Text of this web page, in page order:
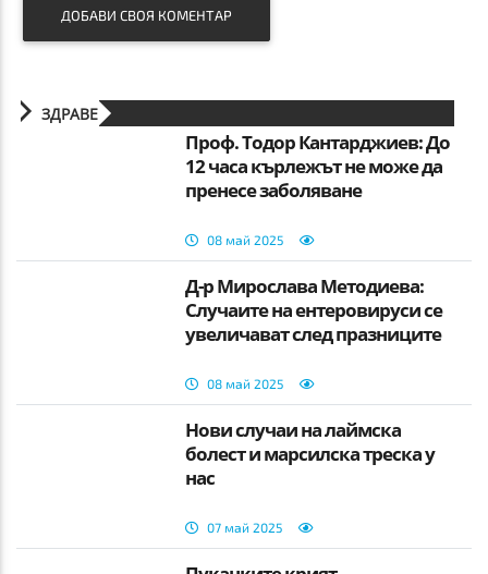
ДОБАВИ СВОЯ КОМЕНТАР
ЗДРАВЕ
Проф. Тодор Кантарджиев: До
12 часа кърлежът не може да
пренесе заболяване
08 май 2025
Д-р Мирослава Методиева:
Случаите на ентеровируси се
увеличават след празниците
08 май 2025
Нови случаи на лаймска
болест и марсилска треска у
нас
07 май 2025